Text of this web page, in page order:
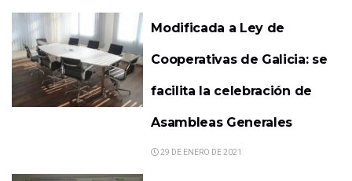
Modificada a Ley de
Cooperativas de Galicia: se
facilita la celebración de
Asambleas Generales
29 DE ENERO DE 2021